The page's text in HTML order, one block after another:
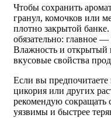
Чтобы сохранить
гранул, комочков или
плотно закрытой
обязательно: главное —
Влажность и открытый
вкусовые свойства
Если вы
цикория или других
рекомендую сокращать
уязвимы и быстрее